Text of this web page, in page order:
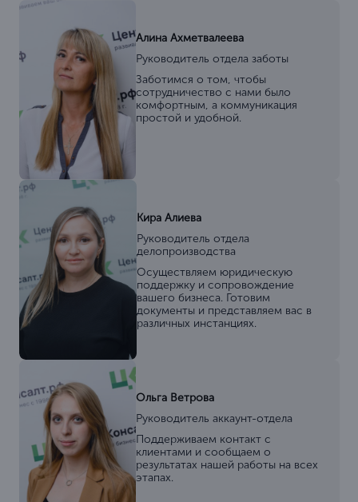
Алина Ахметвалеева
Руководитель отдела заботы
Заботимся о том, чтобы
сотрудничество с нами было
комфортным, а коммуникация
простой и удобной.
Кира Алиева
Руководитель отдела
делопроизводства
Осуществляем юридическую
поддержку и сопровождение
вашего бизнеса. Готовим
документы и представляем вас в
различных инстанциях.
Ольга Ветрова
Руководитель аккаунт-отдела
Поддерживаем контакт с
клиентами и сообщаем о
результатах нашей работы на всех
этапах.